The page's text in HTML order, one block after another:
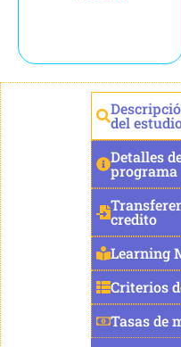
del
Detalles
programa
credito
Learning
Criterios
Tasas de